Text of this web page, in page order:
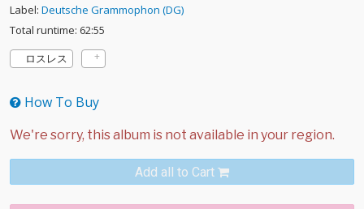
Label: Deutsche Grammophon (DG)
Total runtime: 62:55
ロスレス
How To Buy
Add all to Cart